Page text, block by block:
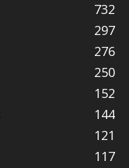
732
297
276
250
152
144
121
117